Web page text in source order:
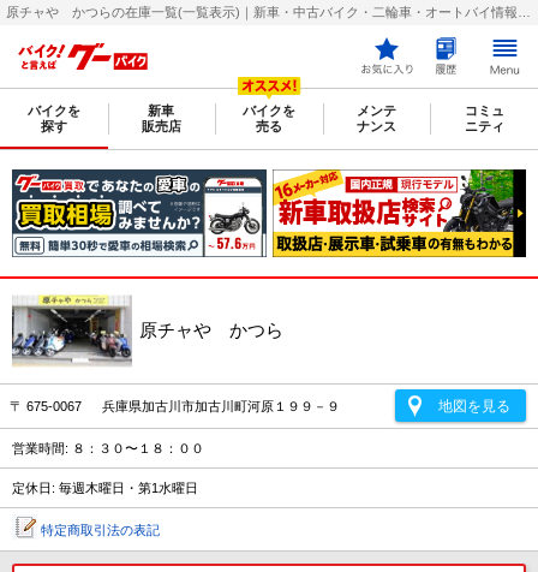
バイクを
探す
新車
販売店
バイクを
売る
メンテ
ナンス
コミュ
ニティ
原チャや かつら
〒 675-0067 兵庫県加古川市加古川町河原１９９－９ 地図を見る
営業時間: ８：３０〜１８：００
定休日: 毎週木曜日・第1水曜日
特定商取引法の表記